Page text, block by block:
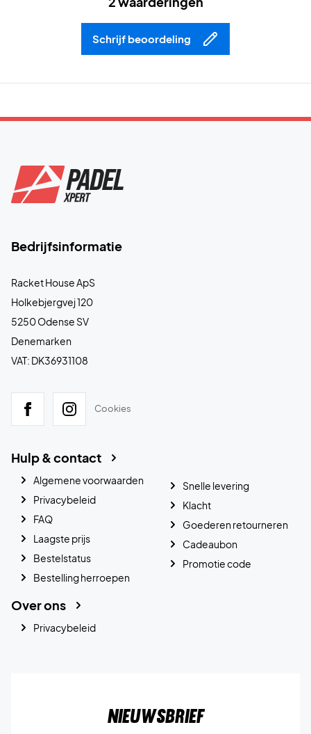
Schrijf beoordeling
Bedrijfsinformatie
Racket House ApS
Holkebjergvej 120
5250 Odense SV
Denemarken
VAT: DK36931108
Cookies
Hulp & contact
Algemene voorwaarden
Privacybeleid
FAQ
Laagste prijs
Bestelstatus
Bestelling herroepen
Snelle levering
Klacht
Goederen retourneren
Cadeaubon
Promotie code
Over ons
Privacybeleid
Nieuwsbrief